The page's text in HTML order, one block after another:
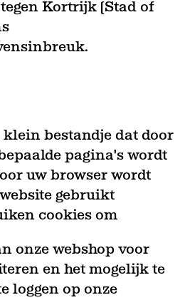
Kortrijk (Stad of
klein bestandje dat door
pagina's wordt
uw browser wordt
gebruikt
cookies om
onze webshop voor
en het mogelijk te
loggen op onze